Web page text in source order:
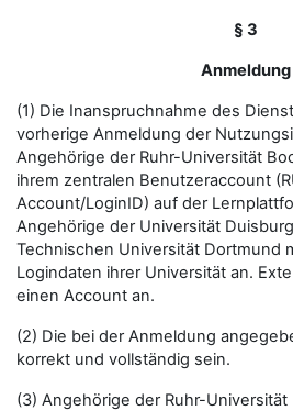
§ 3
Anmeldung
(1) Die Inanspruchnahme des
vorherige Anmeldung der
Angehörige der Ruhr-Universität
ihrem zentralen Benutzeraccount
Account/LoginID) auf der
Angehörige der Universität
Technischen Universität Dortmund
Logindaten ihrer Universität an.
einen Account an.
(2) Die bei der Anmeldung
korrekt und vollständig sein.
(3) Angehörige der Ruhr-